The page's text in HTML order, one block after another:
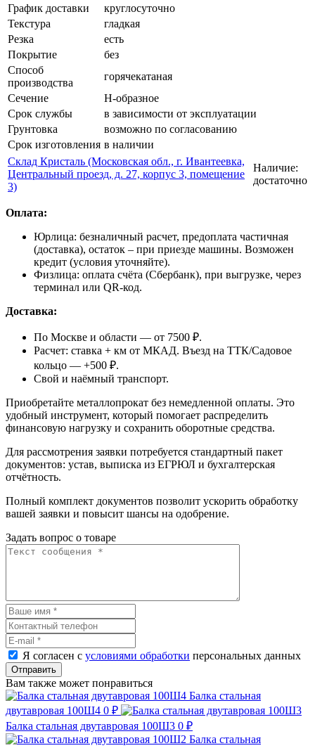
График доставки
круглосуточно
Текстура
гладкая
Резка
есть
Покрытие
без
Способ
производства
горячекатаная
Сечение
Н-образное
Срок службы
в зависимости от эксплуатации
Грунтовка
возможно по согласованию
Срок изготовления в наличии
Склад Кристаль (Московская обл., г. Ивантеевка,
Центральный проезд, д. 27, корпус 3, помещение
3)
Наличие:
достаточно
Оплата:
Юрлица: безналичный расчет, предоплата частичная
(доставка), остаток – при приезде машины. Возможен
кредит (условия уточняйте).
Физлица: оплата счёта (Сбербанк), при выгрузке, через
терминал или QR-код.
Доставка:
По Москве и области — от 7500 ₽.
Расчет: ставка + км от МКАД. Въезд на ТТК/Садовое
кольцо — +500 ₽.
Свой и наёмный транспорт.
Приобретайте металлопрокат без немедленной оплаты. Это
удобный инструмент, который помогает распределить
финансовую нагрузку и сохранить оборотные средства.
Для рассмотрения заявки потребуется стандартный пакет
документов: устав, выписка из ЕГРЮЛ и бухгалтерская
отчётность.
Полный комплект документов позволит ускорить обработку
вашей заявки и повысит шансы на одобрение.
Задать вопрос о товаре
Я согласен с условиями обработки персональных данных
Отправить
Вам также может понравиться
Балка стальная
двутавровая 100Ш4 0 ₽
Балка стальная двутавровая 100Ш3 0 ₽
Балка стальная